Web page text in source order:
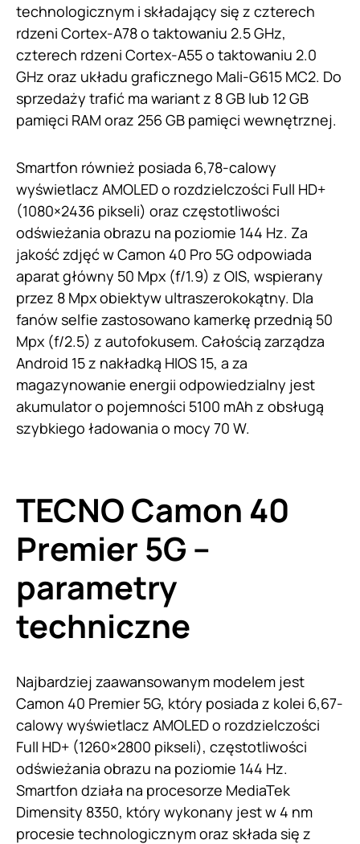
technologicznym i składający się z czterech
rdzeni Cortex-A78 o taktowaniu 2.5 GHz,
czterech rdzeni Cortex-A55 o taktowaniu 2.0
GHz oraz układu graficznego Mali-G615 MC2. Do
sprzedaży trafić ma wariant z 8 GB lub 12 GB
pamięci RAM oraz 256 GB pamięci wewnętrznej.
Smartfon również posiada 6,78-calowy
wyświetlacz AMOLED o rozdzielczości Full HD+
(1080×2436 pikseli) oraz częstotliwości
odświeżania obrazu na poziomie 144 Hz. Za
jakość zdjęć w Camon 40 Pro 5G odpowiada
aparat główny 50 Mpx (f/1.9) z OIS, wspierany
przez 8 Mpx obiektyw ultraszerokokątny. Dla
fanów selfie zastosowano kamerkę przednią 50
Mpx (f/2.5) z autofokusem. Całością zarządza
Android 15 z nakładką HIOS 15, a za
magazynowanie energii odpowiedzialny jest
akumulator o pojemności 5100 mAh z obsługą
szybkiego ładowania o mocy 70 W.
TECNO Camon 40
Premier 5G –
parametry
techniczne
Najbardziej zaawansowanym modelem jest
Camon 40 Premier 5G, który posiada z kolei 6,67-
calowy wyświetlacz AMOLED o rozdzielczości
Full HD+ (1260×2800 pikseli), częstotliwości
odświeżania obrazu na poziomie 144 Hz.
Smartfon działa na procesorze MediaTek
Dimensity 8350, który wykonany jest w 4 nm
procesie technologicznym oraz składa się z